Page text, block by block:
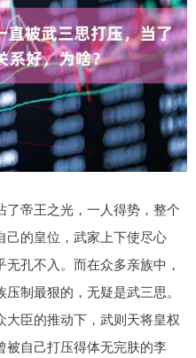
帝王之光，一人得势，整个
己的皇位，武家上下使尽心
孔不入。而在众多亲族中，
制最狠的，无疑是武三思。
臣的推动下，武则天将皇权
被自己打压得体无完肤的李